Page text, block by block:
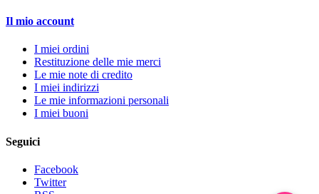
Il mio account
I miei ordini
Restituzione delle mie merci
Le mie note di credito
I miei indirizzi
Le mie informazioni personali
I miei buoni
Seguici
Facebook
Twitter